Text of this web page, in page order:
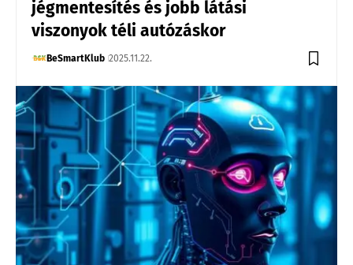
jégmentesítés és jobb látási
viszonyok téli autózáskor
BeSmartKlub 2025.11.22.